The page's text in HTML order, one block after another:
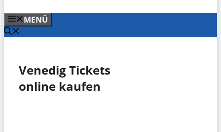
MENÜ
Venedig Tickets
online kaufen